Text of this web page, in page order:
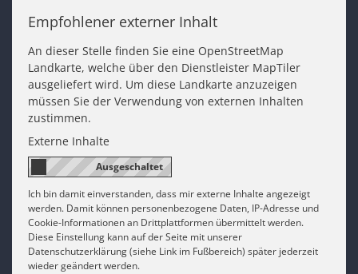
Empfohlener externer Inhalt
An dieser Stelle finden Sie eine OpenStreetMap
Landkarte, welche über den Dienstleister MapTiler
ausgeliefert wird. Um diese Landkarte anzuzeigen
müssen Sie der Verwendung von externen Inhalten
zustimmen.
Externe Inhalte
Ich bin damit einverstanden, dass mir externe Inhalte angezeigt
werden. Damit können personenbezogene Daten, IP-Adresse und
Cookie-Informationen an Drittplattformen übermittelt werden.
Diese Einstellung kann auf der Seite mit unserer
Datenschutzerklärung (siehe Link im Fußbereich) später jederzeit
wieder geändert werden.